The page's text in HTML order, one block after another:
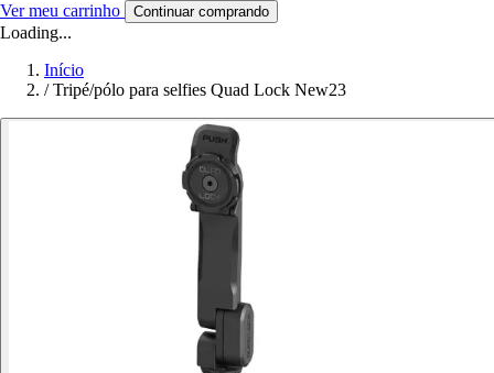
Ver meu carrinho Continuar comprando
Loading...
Início
/ Tripé/pólo para selfies Quad Lock New23